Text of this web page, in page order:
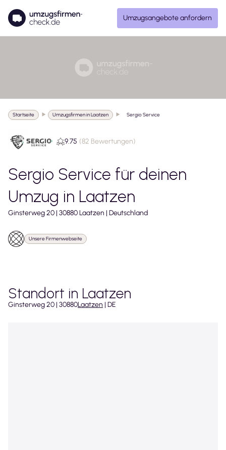
Umzugsangebote anfordern
Startseite Umzugsfirmen in Laatzen Sergio Service
9.75 (82 Bewertungen)
Sergio Service für deinen
Umzug in Laatzen
Ginsterweg20 | 30880Laatzen | Deutschland
Unsere Firmenwebseite
Standort in Laatzen
Ginsterweg20 | 30880Laatzen | DE